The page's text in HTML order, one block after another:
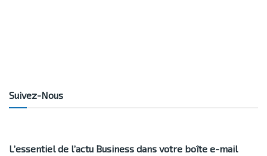
Suivez-Nous
L’essentiel de l’actu Business dans votre boîte e-mail